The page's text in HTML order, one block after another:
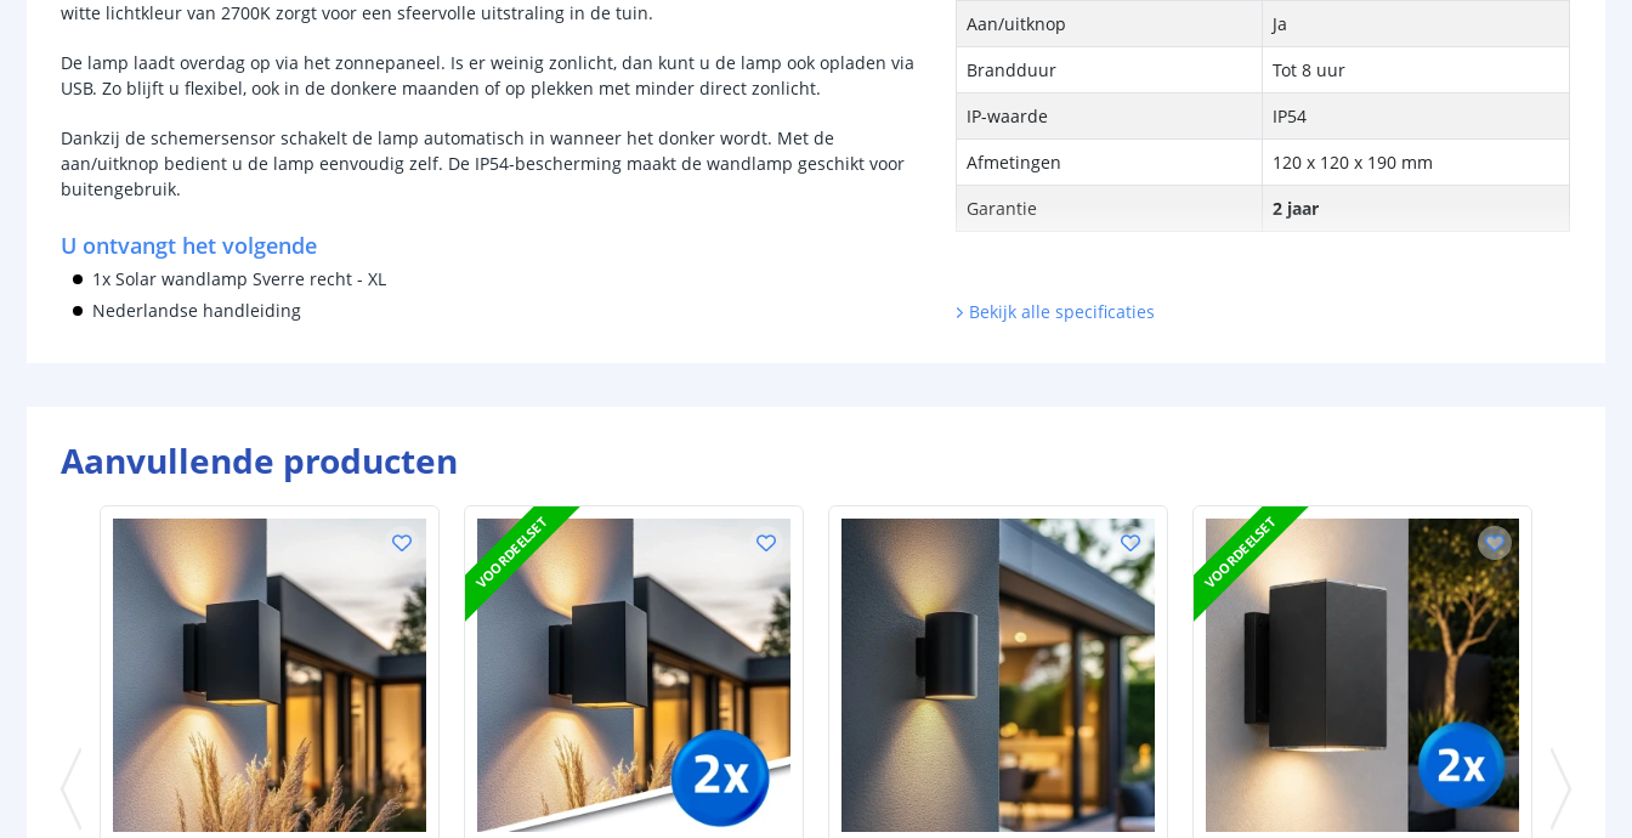
witte lichtkleur van 2700K zorgt voor een sfeervolle uitstraling in de tuin.
De lamp laadt overdag op via het zonnepaneel. Is er weinig zonlicht, dan kunt u de lamp ook opladen via
USB. Zo blijft u flexibel, ook in de donkere maanden of op plekken met minder direct zonlicht.
Dankzij de schemersensor schakelt de lamp automatisch in wanneer het donker wordt. Met de
aan/uitknop bedient u de lamp eenvoudig zelf. De IP54-bescherming maakt de wandlamp geschikt voor
buitengebruik.
U ontvangt het volgende
1x Solar wandlamp Sverre recht - XL
Nederlandse handleiding
Aan/uitknop
Ja
Brandduur
Tot 8 uur
IP-waarde
IP54
Afmetingen
120 x 120 x 190 mm
Garantie
2 jaar
Bekijk alle specificaties
Aanvullende producten
VOORDEELSET VOORDEELSET